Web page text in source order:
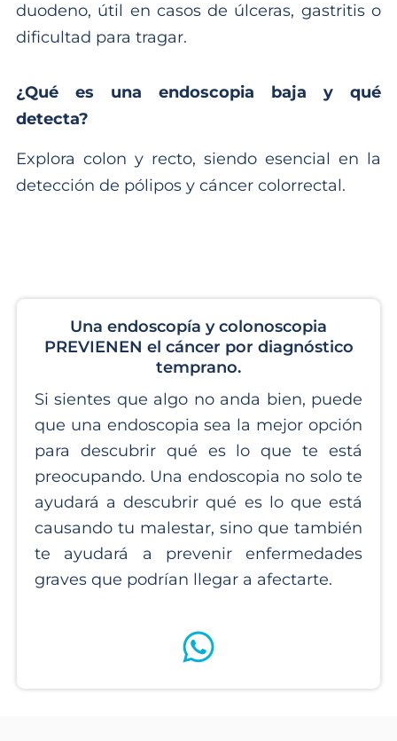
duodeno, útil en casos de úlceras, gastritis o
dificultad para tragar.
¿Qué es una endoscopia baja y qué
detecta?
Explora colon y recto, siendo esencial en la
detección de pólipos y cáncer colorrectal.
Una endoscopía y colonoscopia
PREVIENEN el cáncer por diagnóstico
temprano.
Si sientes que algo no anda bien, puede
que una endoscopia sea la mejor opción
para descubrir qué es lo que te está
preocupando. Una endoscopia no solo te
ayudará a descubrir qué es lo que está
causando tu malestar, sino que también
te ayudará a prevenir enfermedades
graves que podrían llegar a afectarte.